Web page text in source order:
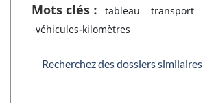
Mots clés : tableau transport
véhicules-kilomètres
Recherchez des dossiers similaires